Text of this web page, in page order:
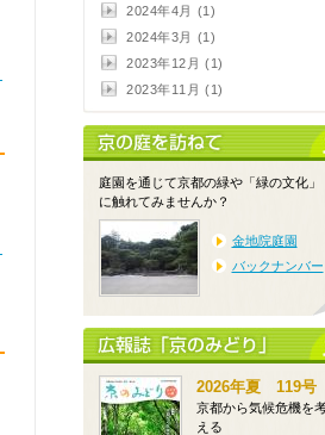
2024年4月 (1)
2024年3月 (1)
2023年12月 (1)
2023年11月 (1)
庭園を通じて京都の緑や「緑の文化」
に触れてみませんか？
金地院庭園
バックナンバー
2026年夏 119号
京都から気候危機を
える